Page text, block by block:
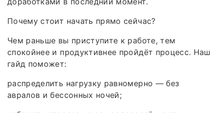
Почему стоит начать прямо сейчас?
Чем раньше вы приступите к работе, тем
спокойнее и продуктивнее пройдёт процесс. Наш
гайд поможет:
распределить нагрузку равномерно — без
авралов и бессонных ночей;